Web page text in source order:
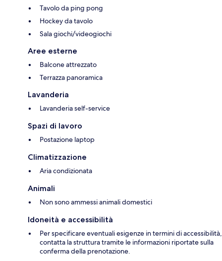
Tavolo da ping pong
Hockey da tavolo
Sala giochi/videogiochi
Aree esterne
Balcone attrezzato
Terrazza panoramica
Lavanderia
Lavanderia self-service
Spazi di lavoro
Postazione laptop
Climatizzazione
Aria condizionata
Animali
Non sono ammessi animali domestici
Idoneità e accessibilità
Per specificare eventuali esigenze in termini di accessibilità,
contatta la struttura tramite le informazioni riportate sulla
conferma della prenotazione.